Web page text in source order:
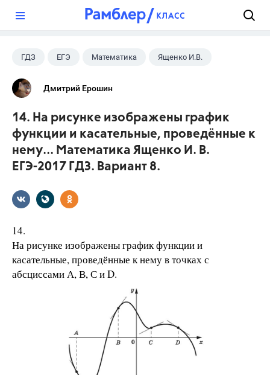
ГДЗ ЕГЭ Математика Ященко И.В.
Дмитрий Ерошин
14. На рисунке изображены график
функции и касательные, проведённые к
нему... Математика Ященко И. В.
ЕГЭ-2017 ГДЗ. Вариант 8.
14.
На рисунке изображены график функции и
касательные, проведённые к нему в точках с
абсциссами А, В, С и D.